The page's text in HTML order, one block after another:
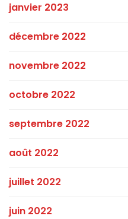
janvier 2023
décembre 2022
novembre 2022
octobre 2022
septembre 2022
août 2022
juillet 2022
juin 2022